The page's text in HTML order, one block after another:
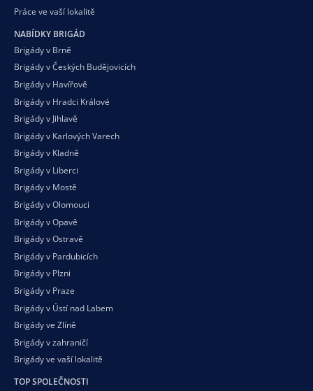
Práce ve vaší lokalitě
NABÍDKY BRIGÁD
Brigády v Brně
Brigády v Českých Budějovicích
Brigády v Havířově
Brigády v Hradci Králové
Brigády v Jihlavě
Brigády v Karlových Varech
Brigády v Kladně
Brigády v Liberci
Brigády v Mostě
Brigády v Olomouci
Brigády v Opavě
Brigády v Ostravě
Brigády v Pardubicích
Brigády v Plzni
Brigády v Praze
Brigády v Ústí nad Labem
Brigády ve Zlíně
Brigády v zahraničí
Brigády ve vaší lokalitě
TOP SPOLEČNOSTI